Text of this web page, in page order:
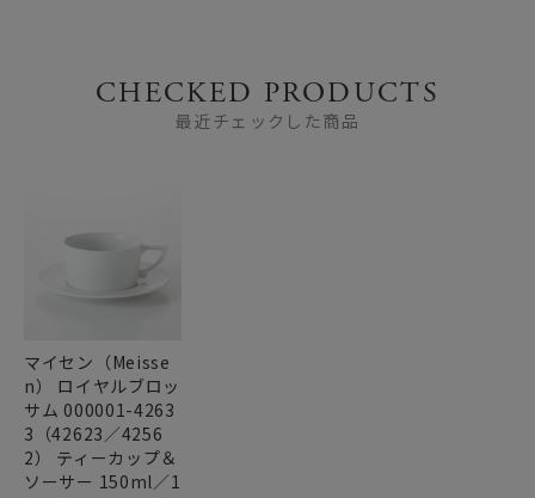
CHECKED PRODUCTS
最近チェックした商品
マイセン（Meisse
n） ロイヤルブロッ
サム 000001-4263
3（42623／4256
2） ティーカップ＆
ソーサー 150ml／1